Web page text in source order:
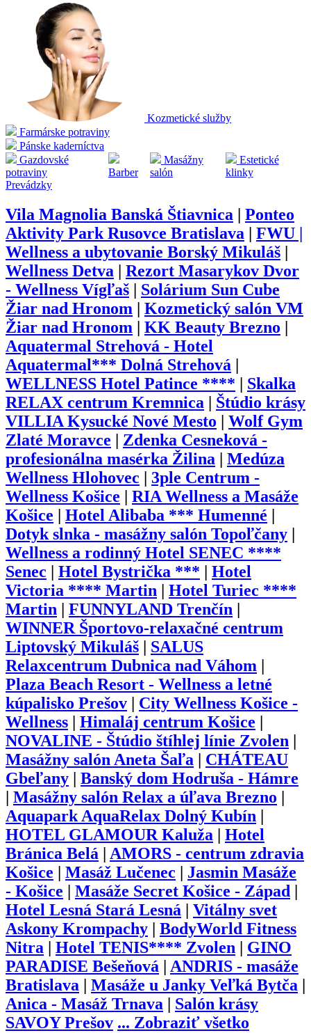
Kozmetické služby
Farmárske potraviny
Pánske kaderníctva
Gazdovské
potraviny
Barber
Masážny
salón
Estetické
klinky
Prevádzky
Vila Magnolia Banská Štiavnica
Ponteo
Aktivity Park Rusovce Bratislava
FWU |
Wellness a ubytovanie Borský Mikuláš
Wellness Detva
Rezort Masarykov Dvor
- Wellness Vígľaš
Solárium Sun Cube
Žiar nad Hronom
Kozmetický salón VM
Žiar nad Hronom
KK Beauty Brezno
Aquatermal Strehová - Hotel
Aquatermal*** Dolná Strehová
WELLNESS Hotel Patince ****
Skalka
RELAX centrum Kremnica
Štúdio krásy
VILLIA Kysucké Nové Mesto
Wolf Gym
Zlaté Moravce
Zdenka Cesneková -
profesionálna masérka Žilina
Medúza
Wellness Hlohovec
3ple Centrum -
Wellness Košice
RIA Wellness a Masáže
Košice
Hotel Alibaba *** Humenné
Dotyk slnka - masážny salón Topoľčany
Wellness a rodinný Hotel SENEC ****
Senec
Hotel Bystrička ***
Hotel
Victoria **** Martin
Hotel Turiec ****
Martin
FUNNYLAND Trenčín
WINNER Športovo-relaxačné centrum
Liptovský Mikuláš
SALUS
Relaxcentrum Dubnica nad Váhom
Plaza Beach Resort - Wellness a letné
kúpalisko Prešov
City Wellness Košice -
Wellness
Himaláj centrum Košice
NOVALINE - Štúdio štíhlej línie Zvolen
Masážny salón Aneta Šaľa
CHÁTEAU
Gbeľany
Banský dom Hodruša - Hámre
Masážny salón Relax a úľava Brezno
Aquapark AquaRelax Dolný Kubín
HOTEL GLAMOUR Kaluža
Hotel
Bránica Belá
AMORS - centrum zdravia
Košice
Masáž Lučenec
Jasmin Masáže
- Košice
Masáže Secret Košice - Západ
Hotel Lesná Stará Lesná
Vitálny svet
Askony Krompachy
BodyWorld Fitness
Nitra
Hotel TENIS**** Zvolen
GINO
PARADISE Bešeňová
ANDRIS - masáže
Bratislava
Masáže u Janky Veľká Bytča
Anica - Masáž Trnava
Salón krásy
SAVOY Prešov ... Zobraziť všetko